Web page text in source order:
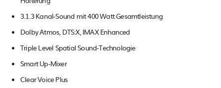
3.1.3 Kanal-Sound mit 400 Watt Gesamtleistung
Dolby Atmos, DTS:X, IMAX Enhanced
Triple Level Spatial Sound-Technologie
Smart Up-Mixer
Clear Voice Plus